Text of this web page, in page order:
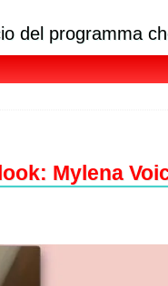
del programma
Mylena
Sono rimasta sorpresa
lezioni ho sviluppato una
che scrivo!